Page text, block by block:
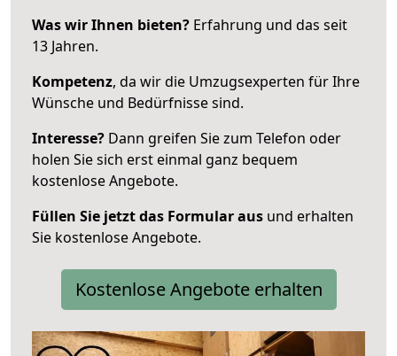
Was wir Ihnen bieten? Erfahrung und das seit
13 Jahren.
Kompetenz, da wir die Umzugsexperten für Ihre
Wünsche und Bedürfnisse sind.
Interesse? Dann greifen Sie zum Telefon oder
holen Sie sich erst einmal ganz bequem
kostenlose Angebote.
Füllen Sie jetzt das Formular aus und erhalten
Sie kostenlose Angebote.
Kostenlose Angebote erhalten